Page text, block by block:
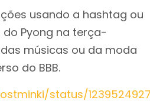
usando a hashtag ou
Pyong na terça-
músicas ou da moda
do BBB.
status/